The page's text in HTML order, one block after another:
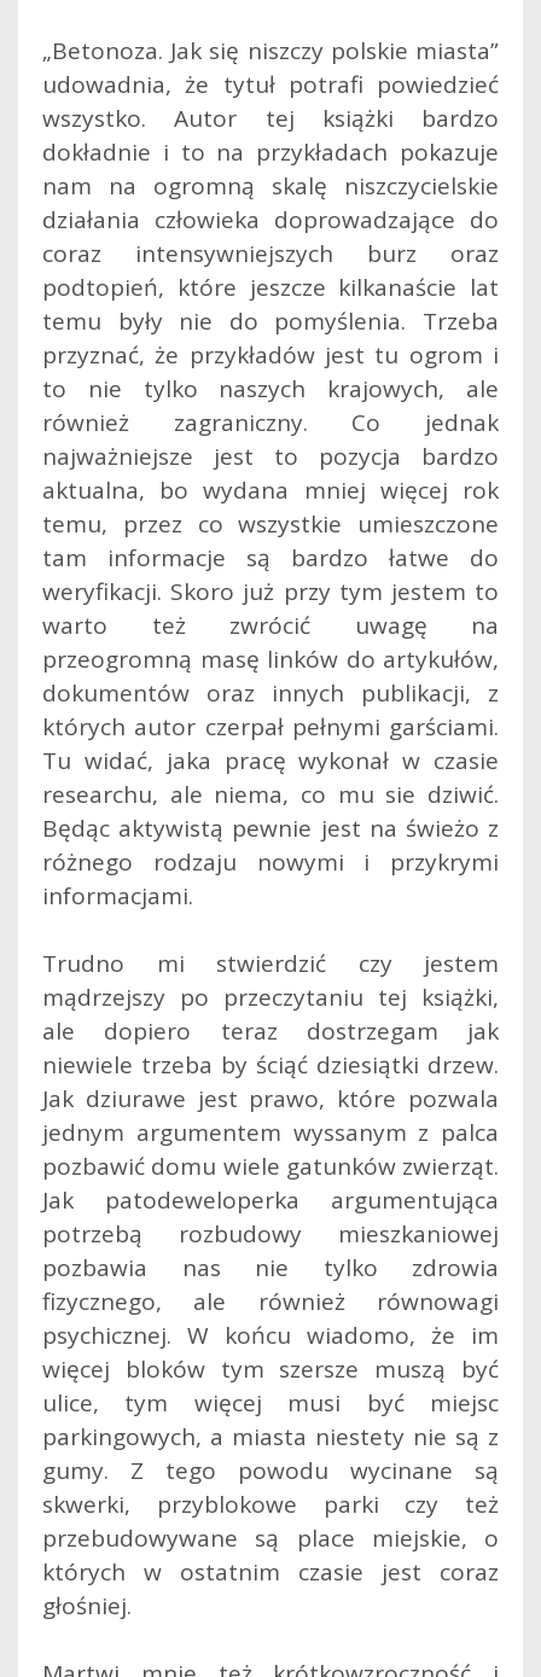
„Betonoza. Jak się niszczy polskie miasta”
udowadnia, że tytuł potrafi powiedzieć
wszystko. Autor tej książki bardzo
dokładnie i to na przykładach pokazuje
nam na ogromną skalę niszczycielskie
działania człowieka doprowadzające do
coraz intensywniejszych burz oraz
podtopień, które jeszcze kilkanaście lat
temu były nie do pomyślenia. Trzeba
przyznać, że przykładów jest tu ogrom i
to nie tylko naszych krajowych, ale
również zagraniczny. Co jednak
najważniejsze jest to pozycja bardzo
aktualna, bo wydana mniej więcej rok
temu, przez co wszystkie umieszczone
tam informacje są bardzo łatwe do
weryfikacji. Skoro już przy tym jestem to
warto też zwrócić uwagę na
przeogromną masę linków do artykułów,
dokumentów oraz innych publikacji, z
których autor czerpał pełnymi garściami.
Tu widać, jaka pracę wykonał w czasie
researchu, ale niema, co mu sie dziwić.
Będąc aktywistą pewnie jest na świeżo z
różnego rodzaju nowymi i przykrymi
informacjami.
Trudno mi stwierdzić czy jestem
mądrzejszy po przeczytaniu tej książki,
ale dopiero teraz dostrzegam jak
niewiele trzeba by ściąć dziesiątki drzew.
Jak dziurawe jest prawo, które pozwala
jednym argumentem wyssanym z palca
pozbawić domu wiele gatunków zwierząt.
Jak patodeweloperka argumentująca
potrzebą rozbudowy mieszkaniowej
pozbawia nas nie tylko zdrowia
fizycznego, ale również równowagi
psychicznej. W końcu wiadomo, że im
więcej bloków tym szersze muszą być
ulice, tym więcej musi być miejsc
parkingowych, a miasta niestety nie są z
gumy. Z tego powodu wycinane są
skwerki, przyblokowe parki czy też
przebudowywane są place miejskie, o
których w ostatnim czasie jest coraz
głośniej.